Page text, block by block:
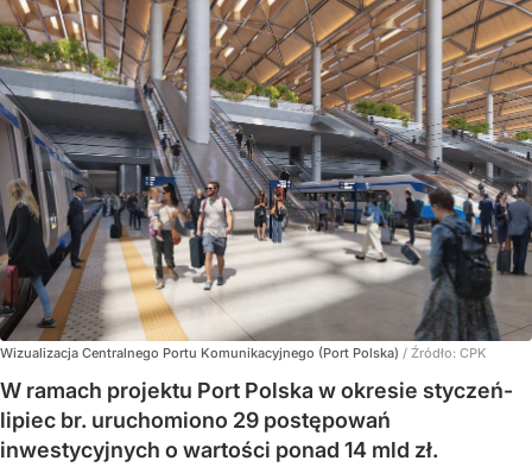
Wizualizacja Centralnego Portu Komunikacyjnego (Port Polska) / Źródło: CPK
W ramach projektu Port Polska w okresie styczeń-
lipiec br. uruchomiono 29 postępowań
inwestycyjnych o wartości ponad 14 mld zł.